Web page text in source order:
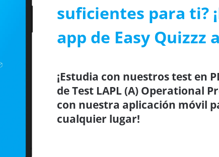
suficientes para ti?
app de Easy Quizzz
¡Estudia con nuestros test en
de Test LAPL (A) Operational
con nuestra aplicación móvil
cualquier lugar!